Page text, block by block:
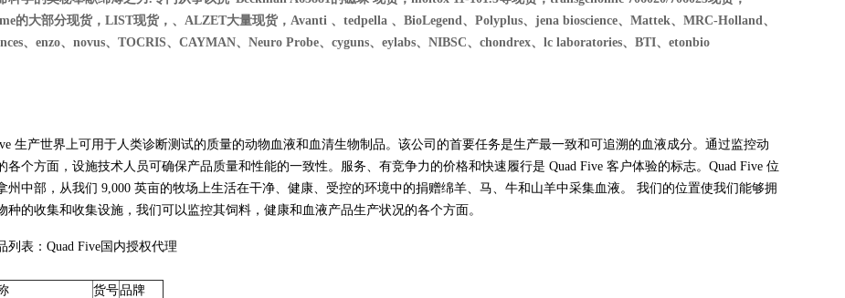
的大部分现货，LIST现货，、ALZET大量现货，Avanti 、tedpella 、BioLegend、Polyplus、jena bioscience、Mattek、MRC-Holland、
、enzo、novus、TOCRIS、CAYMAN、Neuro Probe、cyguns、eylabs、NIBSC、chondrex、lc laboratories、BTI、etonbio
生产世界上可用于人类诊断测试的质量的动物血液和血清生物制品。该公司的首要任务是生产最一致和可追溯的血液成分。通过监控动
各个方面，设施技术人员可确保产品质量和性能的一致性。服务、有竞争力的价格和快速履行是 Quad Five 客户体验的标志。Quad Five 位
州中部，从我们 9,000 英亩的牧场上生活在干净、健康、受控的环境中的捐赠绵羊、马、牛和山羊中采集血液。 我们的位置使我们能够拥
种的收集和收集设施，我们可以监控其饲料，健康和血液产品生产状况的各个方面。
列表：Quad Five国内授权代理
货号品牌